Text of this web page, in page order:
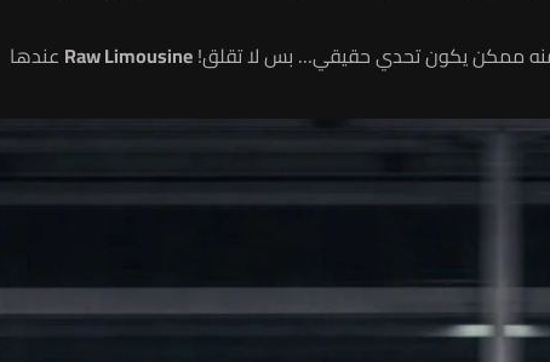
منه ممكن يكون تحدي حقيقي… بس لا تقلق!Raw Limousine عندها